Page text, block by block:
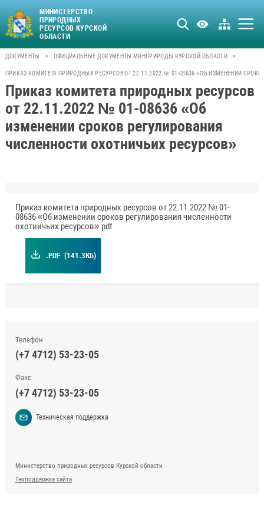
МИНИСТЕРСТВО
ПРИРОДНЫХ
РЕСУРСОВ КУРСКОЙ
ОБЛАСТИ
ДОКУМЕНТЫ > ОФИЦИАЛЬНЫЕ ДОКУМЕНТЫ МИНПРИРОДЫ КУРСКОЙ ОБЛАСТИ >
ПРИКАЗ КОМИТЕТА ПРИРОДНЫХ РЕСУРСОВ ОТ 22.11.2022 № 01-08636 «ОБ ИЗМЕНЕНИИ
Приказ комитета природных ресурсов
от 22.11.2022 № 01-08636 «Об
изменении сроков регулирования
численности охотничьих ресурсов»
Приказ комитета природных ресурсов от 22.11.2022 № 01-
08636 «Об изменении сроков регулирования численности
охотничьих ресурсов».pdf
.PDF (141.3КБ)
Телефон
(+7 4712) 53-23-05
Факс
(+7 4712) 53-23-05
Техническая поддержка
Министерство природных ресурсов Курской области
Техподдержка сайта